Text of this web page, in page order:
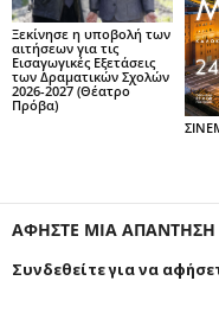
Ξεκίνησε η υποβολή των
αιτήσεων για τις
Εισαγωγικές Εξετάσεις
των Δραματικών Σχολών
2026-2027 (Θέατρο
Πρόβα)
ΑΦΗΣΤΕ ΜΙΑ ΑΠΑΝΤΗΣΗ
Συνδεθείτε για να